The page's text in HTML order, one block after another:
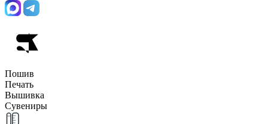
Пошив
Печать
Вышивка
Сувениры